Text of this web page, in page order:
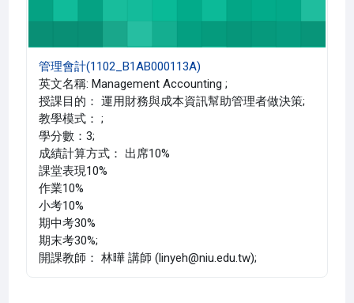
管理會計(1102_B1AB000113A)
英文名稱: Management Accounting ;
授課目的： 運用財務與成本資訊幫助管理者做決策;
教學模式： ;
學分數：3;
成績計算方式： 出席10%
課堂表現10%
作業10%
小考10%
期中考30%
期末考30%;
開課教師： 林曄 講師 (linyeh@niu.edu.tw);